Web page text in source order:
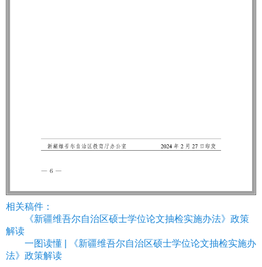
相关稿件：
《新疆维吾尔自治区硕士学位论文抽检实施办法》政策
解读
一图读懂 | 《新疆维吾尔自治区硕士学位论文抽检实施办
法》政策解读